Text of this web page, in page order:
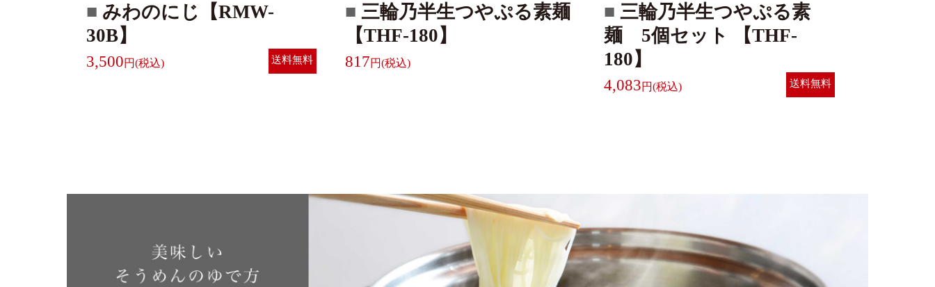
みわのにじ【RMW-
30B】
3,500 送料無料
三輪乃半生つやぷる素麺
【THF-180】
817
三輪乃半生つやぷる素
麺 5個セット 【THF-
180】
4,083 送料無料